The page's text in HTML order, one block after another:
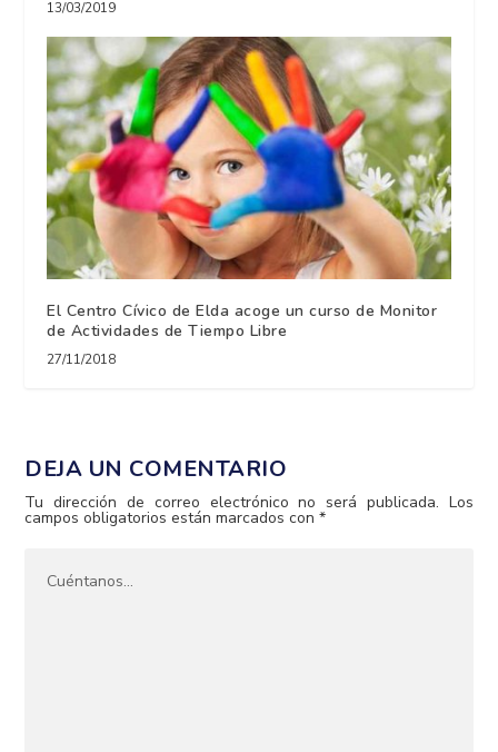
13/03/2019
El Centro Cívico de Elda acoge un curso de Monitor
de Actividades de Tiempo Libre
27/11/2018
DEJA UN COMENTARIO
Tu dirección de correo electrónico no será publicada. Los
campos obligatorios están marcados con*